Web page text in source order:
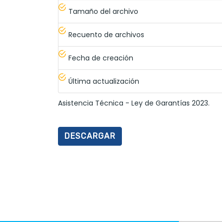
Tamaño del archivo
Recuento de archivos
Fecha de creación
Última actualización
Asistencia Técnica - Ley de Garantías 2023.
DESCARGAR